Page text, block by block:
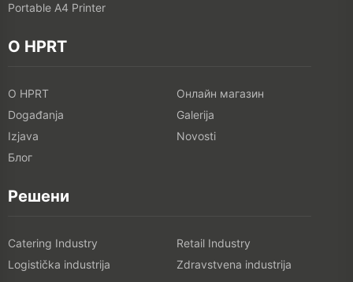
Portable A4 Printer
O HPRT
O HPRT
Онлайн магазин
Događanja
Galerija
Izjava
Novosti
Блог
Решени
Catering Industry
Retail Industry
Logistička industrija
Zdravstvena industrija